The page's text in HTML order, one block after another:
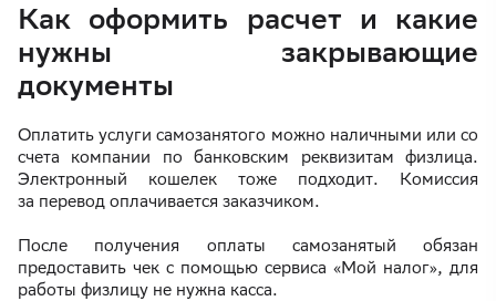
Как оформить расчет и какие
нужны закрывающие
документы
Оплатить услуги самозанятого можно наличными или со
счета компании по банковским реквизитам физлица.
Электронный кошелек тоже подходит. Комиссия
за перевод оплачивается заказчиком.
После получения оплаты самозанятый обязан
предоставить чек с помощью сервиса «Мой налог», для
работы физлицу не нужна касса.